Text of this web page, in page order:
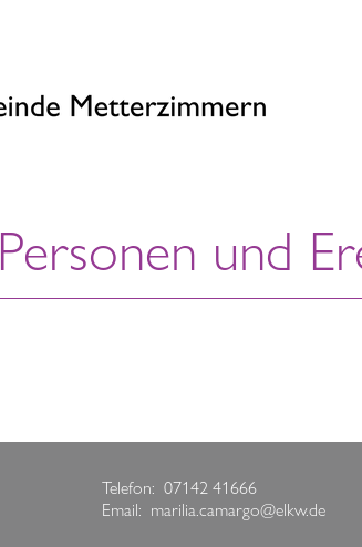
Personen und
Telefon: 07142 41666
Email: marilia.camargo@elkw.de